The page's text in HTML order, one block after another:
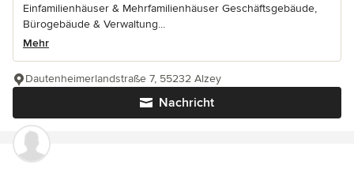
Einfamilienhäuser & Mehrfamilienhäuser Geschäftsgebäude,
Bürogebäude & Verwaltung...
Mehr
Nachricht
Dautenheimerlandstraße 7, 55232 Alzey